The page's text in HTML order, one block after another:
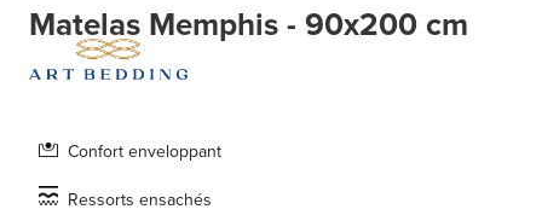
Matelas Memphis - 90x200 cm
Confort enveloppant
Ressorts ensachés